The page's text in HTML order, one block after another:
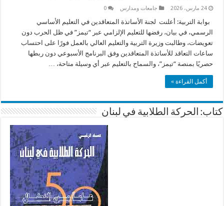
24 مارس، 2026 جامعات ومدارس 0
بوابة التربية: أعلنت لجنة الأساتذة المتعاقدين في التعليم الأساسي
الرسمي، في بيان، رفضها للتعليم الإلزامي عبر “تيمز” في ظل الحرب دون
تعويضات، وطالبت وزيرة التربية والتعليم العالي بالعمل فورًا على احتساب
ساعات التعاقد للأساتذة المتعاقدين وفق البرنامج الأسبوعي دون ربطها
حصريًا بمنصة “تيمز”، والسماح بالتعليم عبر أي وسيلة متاحة، …
أكمل القراءة »
كتاب: الحركة الطلابية في لبنان